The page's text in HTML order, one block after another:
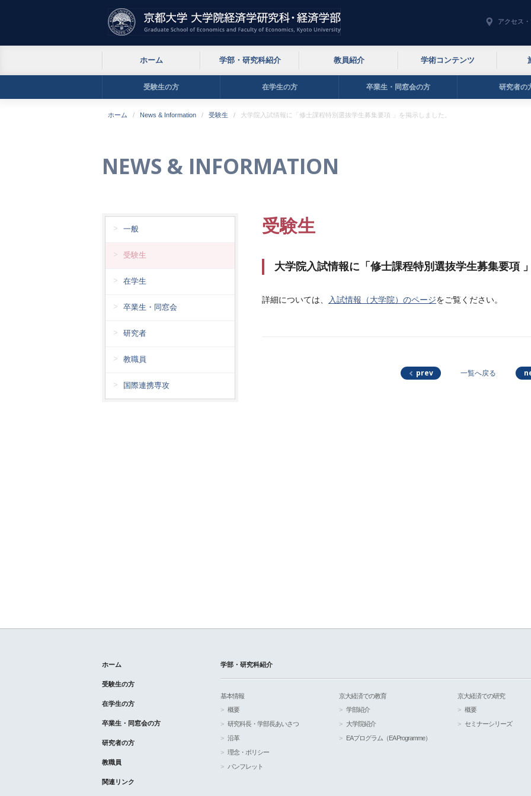
アクセス
ホーム 学部・研究科紹介 教員紹介 学術コンテンツ
受験生の方 在学生の方 卒業生・同窓会の方 研究者の
ホーム News & Information 受験生 大学院入試情報に「修士課程特別選抜学生募集要項 」を掲示しました。
NEWS & INFORMATION
受験生
大学院入試情報に「修士課程特別選抜学生募集要項
詳細については、 入試情報（大学院）のページをご覧ください。
prev 一覧へ戻る
一般
受験生
在学生
卒業生・同窓会
研究者
教職員
国際連携専攻
ホーム
受験生の方
在学生の方
卒業生・同窓会の方
研究者の方
教職員
関連リンク
学部・研究科紹介
基本情報
概要
研究科長・学部長あいさつ
沿革
理念・ポリシー
パンフレット
京大経済での教育
学部紹介
大学院紹介
EAプログラム（EA Programme）
京大経済での研究
概要
セミナーシリーズ